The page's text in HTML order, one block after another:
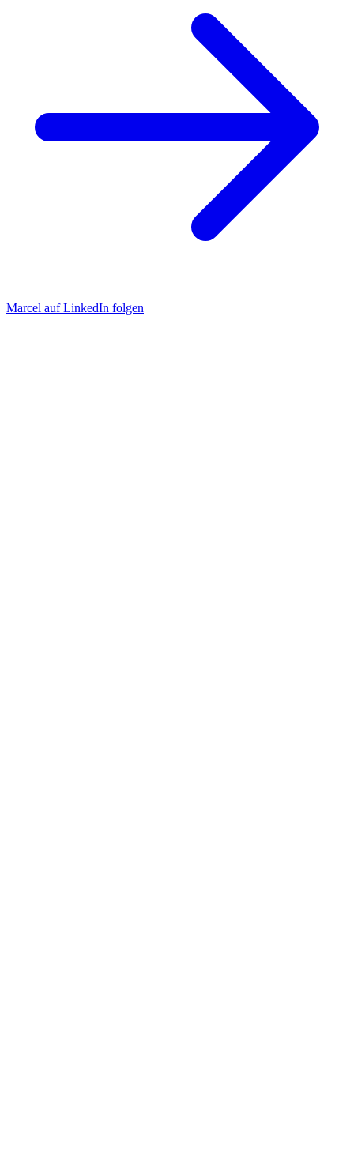
Marcel auf LinkedIn folgen